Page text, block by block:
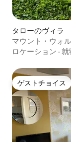
タローのヴィラ
マウント・ウォ
ロケーション · 就
ゲストチョイス
ゲストチョイス